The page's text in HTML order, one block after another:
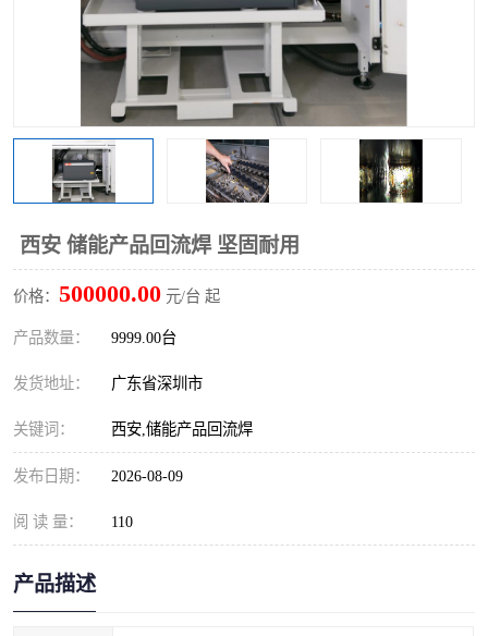
西安 储能产品回流焊 坚固耐用
价格： 500000.00 元/台 起
产品数量： 9999.00台
发货地址： 广东省深圳市
关键词： 西安,储能产品回流焊
发布日期： 2026-08-09
阅 读 量： 110
产品描述